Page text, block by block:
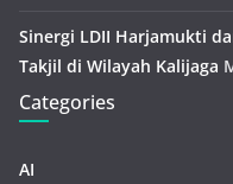
Sinergi LDII Harjamukti
Takjil di Wilayah Kalijaga
Categories
AI